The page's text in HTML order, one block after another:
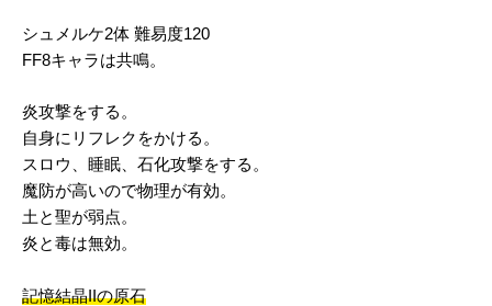
シュメルケ2体 難易度120
FF8キャラは共鳴。
炎攻撃をする。
自身にリフレクをかける。
スロウ、睡眠、石化攻撃をする。
魔防が高いので物理が有効。
土と聖が弱点。
炎と毒は無効。
記憶結晶IIの原石